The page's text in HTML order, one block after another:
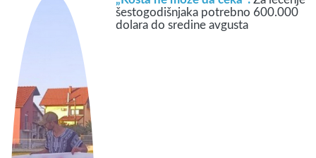
šestogodišnjaka potrebno 600.000
dolara do sredine avgusta